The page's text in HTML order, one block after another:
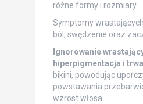
różne formy i rozmiary.
Symptomy
ból, swędzenie oraz
Ignorowanie
hiperpigmentacja i
bikini, powodując
powstawania
wzrost włosa.